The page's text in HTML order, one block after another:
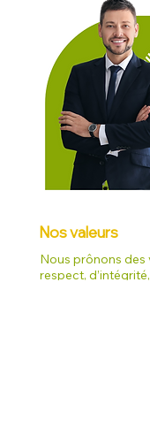
Nos valeurs
Nous prônons des
respect,